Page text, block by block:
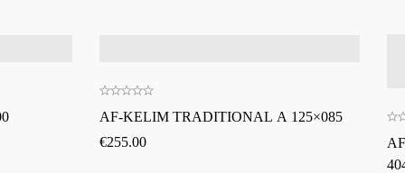
AF-KELIM TRADITIONAL A 125×085
€255.00